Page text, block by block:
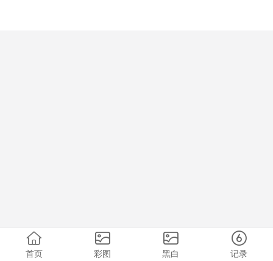
首页 彩图 黑白 记录